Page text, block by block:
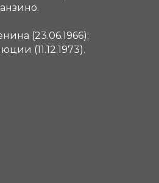
(23.06.1966);
(11.12.1973).